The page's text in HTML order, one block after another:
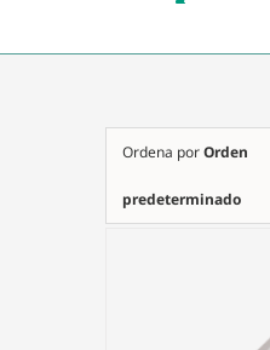
Ordena porOrden
predeterminado